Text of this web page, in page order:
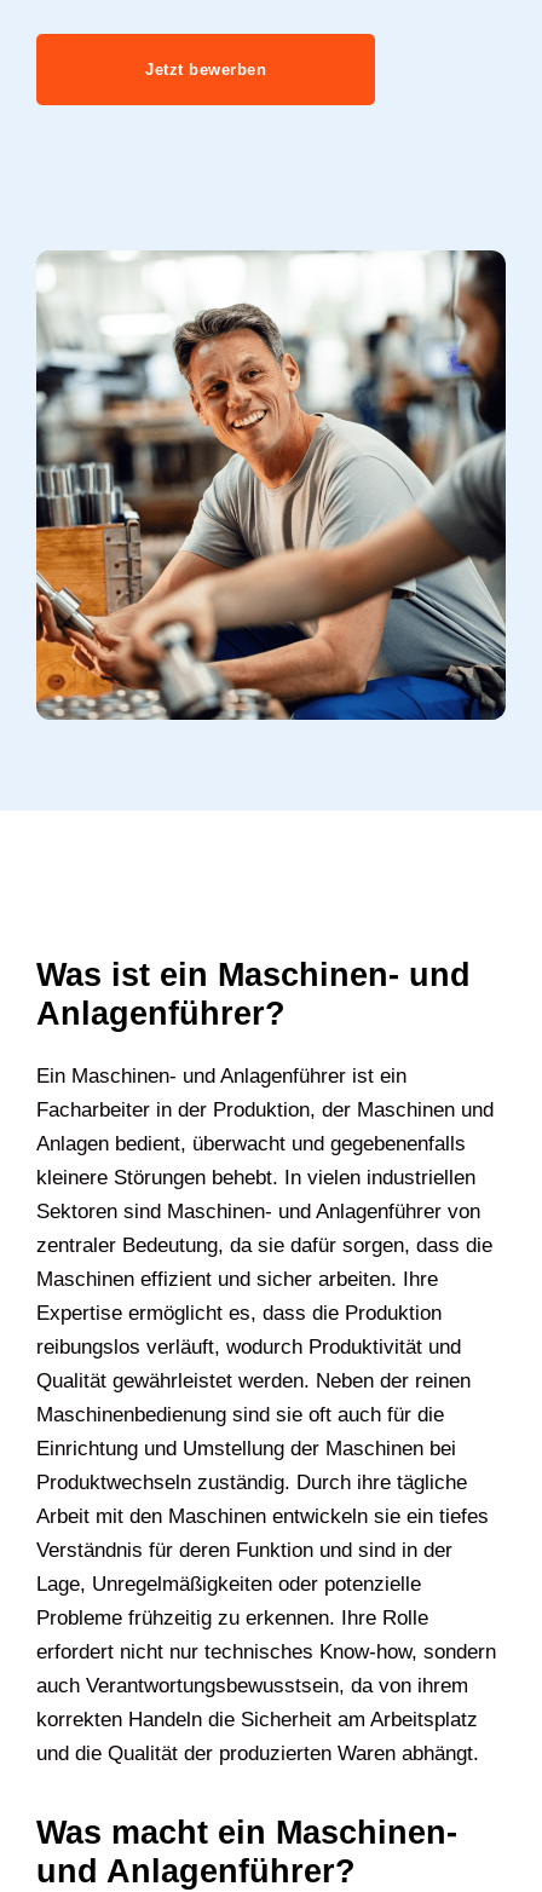
Jetzt bewerben
Was ist ein Maschinen- und
Anlagenführer?
Ein Maschinen- und Anlagenführer ist ein
Facharbeiter in der Produktion, der Maschinen und
Anlagen bedient, überwacht und gegebenenfalls
kleinere Störungen behebt. In vielen industriellen
Sektoren sind Maschinen- und Anlagenführer von
zentraler Bedeutung, da sie dafür sorgen, dass die
Maschinen effizient und sicher arbeiten. Ihre
Expertise ermöglicht es, dass die Produktion
reibungslos verläuft, wodurch Produktivität und
Qualität gewährleistet werden. Neben der reinen
Maschinenbedienung sind sie oft auch für die
Einrichtung und Umstellung der Maschinen bei
Produktwechseln zuständig. Durch ihre tägliche
Arbeit mit den Maschinen entwickeln sie ein tiefes
Verständnis für deren Funktion und sind in der
Lage, Unregelmäßigkeiten oder potenzielle
Probleme frühzeitig zu erkennen. Ihre Rolle
erfordert nicht nur technisches Know-how, sondern
auch Verantwortungsbewusstsein, da von ihrem
korrekten Handeln die Sicherheit am Arbeitsplatz
und die Qualität der produzierten Waren abhängt.
Was macht ein Maschinen-
und Anlagenführer?